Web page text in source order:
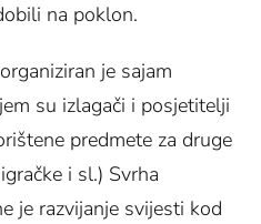
na poklon.
je sajam
su izlagači i posjetitelji
predmete za druge
i sl.) Svrha
je razvijanje svijesti kod